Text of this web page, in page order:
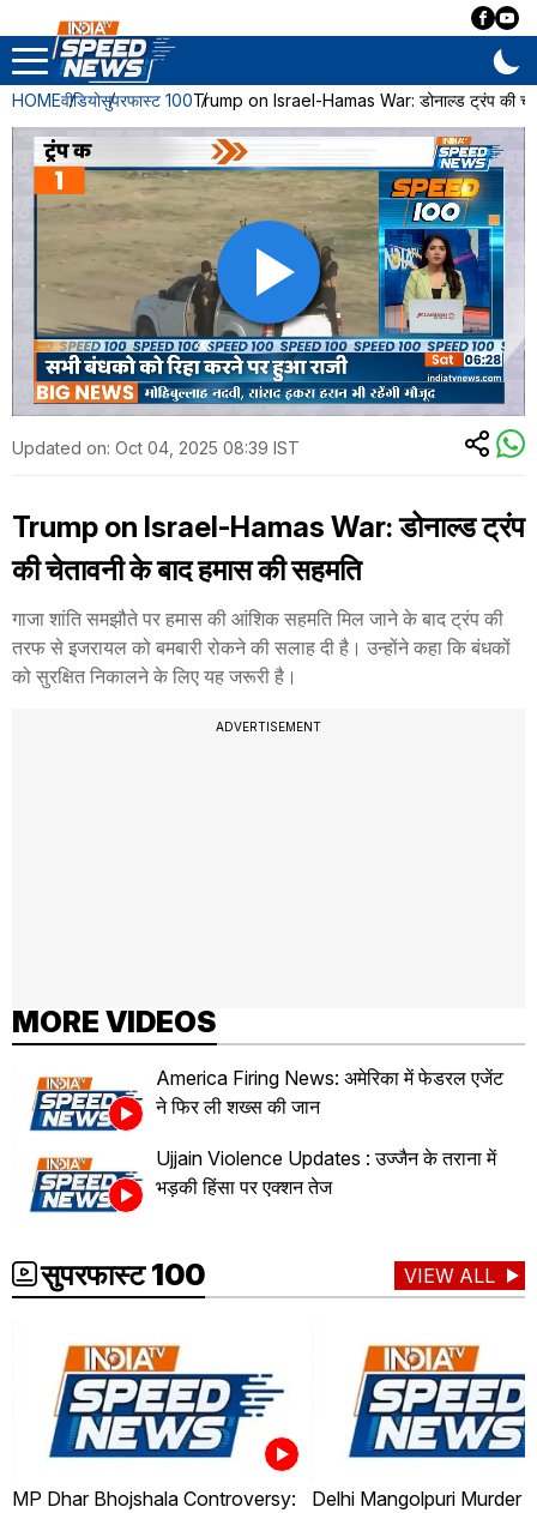
HOMEवीडियोसुपरफास्ट 100Trump on Israel-Hamas War: डोनाल्ड ट्रंप की
Updated on: Oct 04, 2025 08:39 IST
Trump on Israel-Hamas War: डोनाल्ड ट्रंप
की चेतावनी के बाद हमास की सहमति
गाजा शांति समझौते पर हमास की आंशिक सहमति मिल जाने के बाद ट्रंप की
तरफ से इजरायल को बमबारी रोकने की सलाह दी है। उन्होंने कहा कि बंधकों
को सुरक्षित निकालने के लिए यह जरूरी है।
ADVERTISEMENT
MORE VIDEOS
America Firing News: अमेरिका में फेडरल एजेंट
ने फिर ली शख्स की जान
Ujjain Violence Updates : उज्जैन के तराना में
भड़की हिंसा पर एक्शन तेज
सुपरफास्ट 100 VIEW ALL
MP Dhar Bhojshala Controversy:
Delhi Mangolpuri Murder